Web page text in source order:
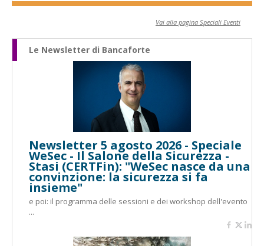
Vai alla pagina Speciali Eventi
Le Newsletter di Bancaforte
Newsletter 5 agosto 2026 - Speciale
WeSec - Il Salone della Sicurezza -
Stasi (CERTFin): "WeSec nasce da una
convinzione: la sicurezza si fa
insieme"
e poi: il programma delle sessioni e dei workshop dell'evento
...